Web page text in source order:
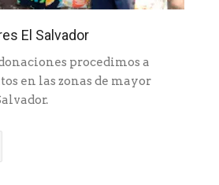
El Salvador
procedimos a
en las zonas de mayor